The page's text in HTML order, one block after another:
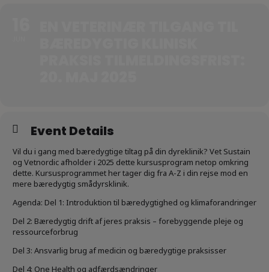
Event Details
Vil du i gang med bæredygtige tiltag på din dyreklinik? Vet Sustain
og Vetnordic afholder i 2025 dette kursusprogram netop omkring
dette. Kursusprogrammet her tager dig fra A-Z i din rejse mod en
mere bæredygtig smådyrsklinik.
Agenda: Del 1: Introduktion til bæredygtighed og klimaforandringer
Del 2: Bæredygtig drift af jeres praksis – forebyggende pleje og
ressourceforbrug
Del 3: Ansvarlig brug af medicin og bæredygtige praksisser
Del 4: One Health og adfærdsændringer